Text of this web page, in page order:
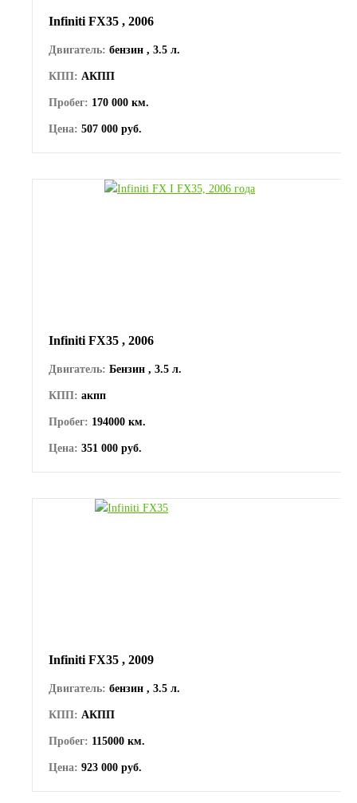
Infiniti FX35 , 2006
Двигатель: бензин , 3.5 л.
КПП: АКПП
Пробег: 170 000 км.
Цена: 507 000 руб.
Infiniti FX35 , 2006
Двигатель: Бензин , 3.5 л.
КПП: акпп
Пробег: 194000 км.
Цена: 351 000 руб.
Infiniti FX35 , 2009
Двигатель: бензин , 3.5 л.
КПП: АКПП
Пробег: 115000 км.
Цена: 923 000 руб.